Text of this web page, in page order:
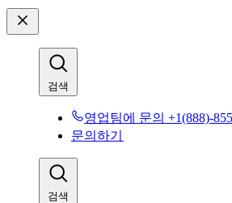
검색​​
영업팀에 문의 +1(888)-
문의하기​​
검색​​